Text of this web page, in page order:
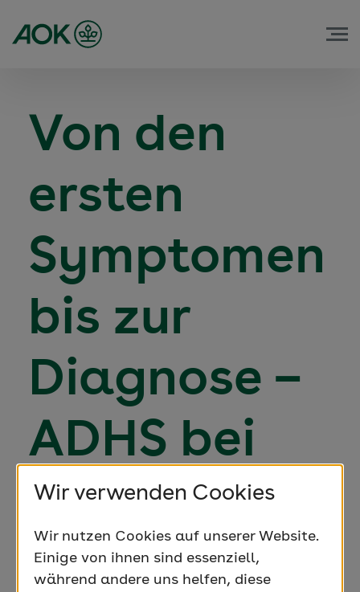
Von den
ersten
Symptomen
bis zur
Diagnose –
ADHS bei
Kindern
erkennen
Wir verwenden Cookies
Wir nutzen Cookies auf unserer Website.
Einige von ihnen sind essenziell,
während andere uns helfen, diese